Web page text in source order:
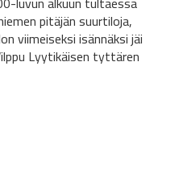
pitäjän suurtiloja,
viimeiseksi isännäksi jäi
Lyytikäisen tyttären